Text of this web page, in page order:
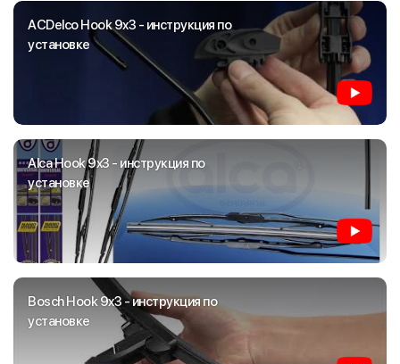
ACDelco Hook 9x3 - инструкция по
установке
Alca Hook 9x3 - инструкция по
установке
Bosch Hook 9x3 - инструкция по
установке